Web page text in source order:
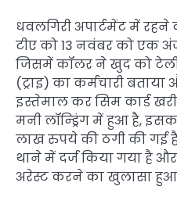
धवलगिरी अपार्टमेंट में रहने
टीए को 13 नवंबर को एक
जिसमें कॉलर ने खुद को
(ट्राइ) का कर्मचारी
इस्तेमाल कर सिम कार्ड
मनी लॉन्ड्रिंग में हुआ है,
लाख रुपये की ठगी की गई
थाने में दर्ज किया गया है
अरेस्ट करने का खुलासा हुआ